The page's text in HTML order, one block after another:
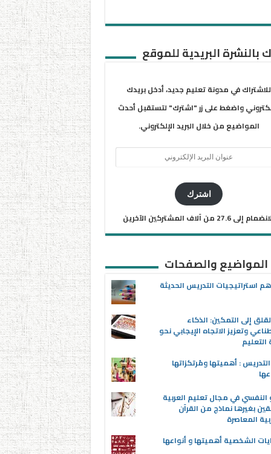
بالنشرة البريدية للموقع
للاشتراك في مدونة تعليم جديد، أدخل بريدك
واضغط على زر "اشترك" لتستقبل أحدث
المواضيع من خلال البريد الإلكتروني.
اشترك
إلى 27.6 من آلاف المشتركين الآخرين
المواضيع والصفحات
استراتيجيات التدريس الحديثة
إلى التمكين: الذكاء
وتعزيز الاتجاه الإيجابي نحو
: أهميتها ومُرتكزاتها
النفسي في مجال تعليم العربية
بغيرها نماذج من القرآن
المعاصرة
الشخصية أهميتها و أنواعها